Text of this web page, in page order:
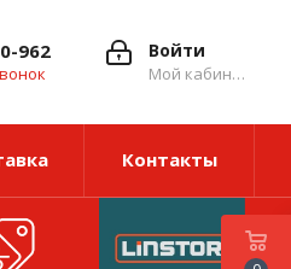
Войти
Мой кабинет
962
Контакты